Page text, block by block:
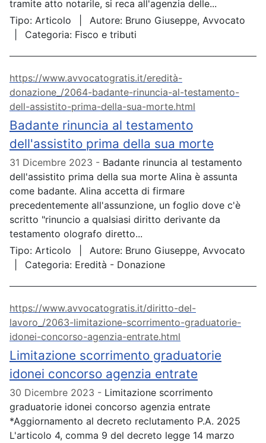
tramite atto notarile, si reca all'agenzia delle...
Tipo: Articolo Autore: Bruno Giuseppe, Avvocato
Categoria: Fisco e tributi
Badante rinuncia al testamento
dell'assistito prima della sua morte
https://www.avvocatogratis.it/eredità-
donazione_/2064-badante-rinuncia-al-testamento-
dell-assistito-prima-della-sua-morte.html
31 Dicembre 2023
Badante rinuncia al testamento
dell'assistito prima della sua morte Alina è assunta
come badante. Alina accetta di firmare
precedentemente all'assunzione, un foglio dove c'è
scritto "rinuncio a qualsiasi diritto derivante da
testamento olografo diretto...
Tipo: Articolo Autore: Bruno Giuseppe, Avvocato
Categoria: Eredità - Donazione
Limitazione scorrimento graduatorie
idonei concorso agenzia entrate
https://www.avvocatogratis.it/diritto-del-
lavoro_/2063-limitazione-scorrimento-graduatorie-
idonei-concorso-agenzia-entrate.html
30 Dicembre 2023
Limitazione scorrimento
graduatorie idonei concorso agenzia entrate
*Aggiornamento al decreto reclutamento P.A. 2025
L'articolo 4, comma 9 del decreto legge 14 marzo